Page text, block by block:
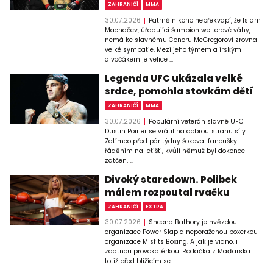
ZAHRANIČÍ MMA
30.07.2026
Patrně nikoho nepřekvapí, že Islam
Machačev, úřadující šampion welterové váhy,
nemá ke slavnému Conoru McGregorovi zrovna
velké sympatie. Mezi jeho týmem a irským
divočákem je velice ...
Legenda UFC ukázala velké
srdce, pomohla stovkám dětí
ZAHRANIČÍ MMA
30.07.2026
Populární veterán slavné UFC
Dustin Poirier se vrátil na dobrou 'stranu síly'.
Zatímco před pár týdny šokoval fanoušky
řáděním na letišti, kvůli němuž byl dokonce
zatčen, ...
Divoký staredown. Polibek
málem rozpoutal rvačku
ZAHRANIČÍ EXTRA
30.07.2026
Sheena Bathory je hvězdou
organizace Power Slap a neporaženou boxerkou
organizace Misfits Boxing. A jak je vidno, i
zdatnou provokatérkou. Rodačka z Maďarska
totiž před blížícím se ...